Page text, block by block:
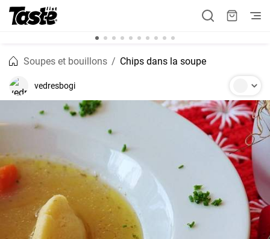
Soupes et bouillons Chips dans la soupe
vedresbogi